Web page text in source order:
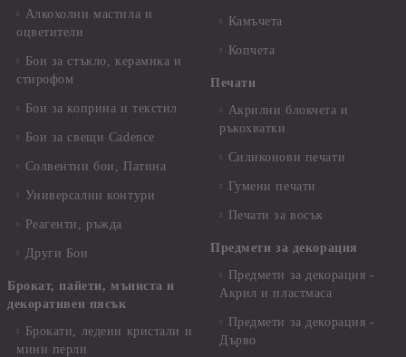
Алкохолни мастила и
оцветители
Бои за стъкло, керамика и
стирофом
Бои за коприна и текстил
Бои за свещи Cadence
Солвентни бои, Патина
Универсални контури
Реагенти, ръжда
Други Бои
Брокат, пайети, мъниста и
декоративен пясък
Брокати, ледени кристали и
мини перли
Камъчета
Копчета
Печати
Акрилни блокчета и
ръкохватки
Силиконови печати
Гумени печати
Печати за восък
Предмети за декорация
Предмети за декорация -
Акрил и пластмаса
Предмети за декорация -
Дърво